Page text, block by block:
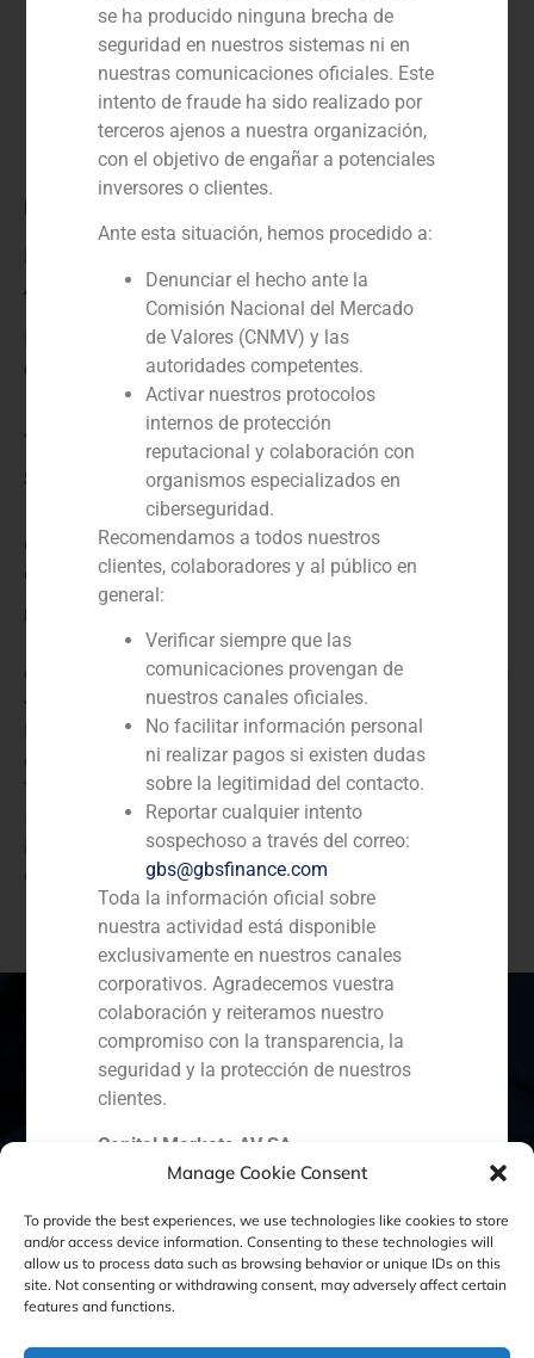
Manage Cookie Consent
To provide the best experiences, we use technologies like cookies to store
and/or access device information. Consenting to these technologies will
allow us to process data such as browsing behavior or unique IDs on this
site. Not consenting or withdrawing consent, may adversely affect certain
features and functions.
Rol:
Año:
Cliente:
Axión
Servicio / Sector
Corporate Finance,TMT (Telecomunicaciones, Medios
de Comunicación y Tecnología)
Descripción
GBS Finanzas ha actuado como asesor financiero en la
venta del 100% de Axión por parte de Antin
Infrastructure Partners, por aprox. 100 millones de
euros. La empresa estaba participada por el Grupo
TDF (65%), Sandetel (23%), Unicaja (6%) y Cajasol
(6%). Axión es el segundo operador de
infraestructuras terrestres en España y es proveedor
de torres de telecomunicaciones de TV digital y radio.
España Portugal
Ecuador Perú
Política de Cookies Política de Privacidad
Aviso Legal
se ha producido ninguna brecha de
seguridad en nuestros sistemas ni en
nuestras comunicaciones oficiales. Este
intento de fraude ha sido realizado por
terceros ajenos a nuestra organización,
con el objetivo de engañar a potenciales
inversores o clientes.
Ante esta situación, hemos procedido a:
Denunciar el hecho ante la
Comisión Nacional del Mercado
de Valores (CNMV) y las
autoridades competentes.
Activar nuestros protocolos
internos de protección
reputacional y colaboración con
organismos especializados en
ciberseguridad.
Recomendamos a todos nuestros
clientes, colaboradores y al público en
general:
Verificar siempre que las
comunicaciones provengan de
nuestros canales oficiales.
No facilitar información personal
ni realizar pagos si existen dudas
sobre la legitimidad del contacto.
Reportar cualquier intento
sospechoso a través del correo:
gbs@gbsfinance.com
Toda la información oficial sobre
nuestra actividad está disponible
exclusivamente en nuestros canales
corporativos. Agradecemos vuestra
colaboración y reiteramos nuestro
compromiso con la transparencia, la
seguridad y la protección de nuestros
clientes.
Capital Markets AV SA
GBS Finance